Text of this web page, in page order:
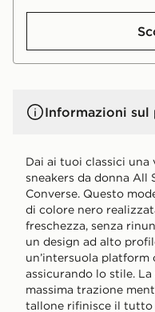
Informazioni
Dai ai tuoi classici una
sneakers da donna
Converse. Questo
di colore nero
freschezza, senza
un design ad alto
un’intersuola platform
assicurando lo stile.
massima trazione
tallone rifinisce il tutto